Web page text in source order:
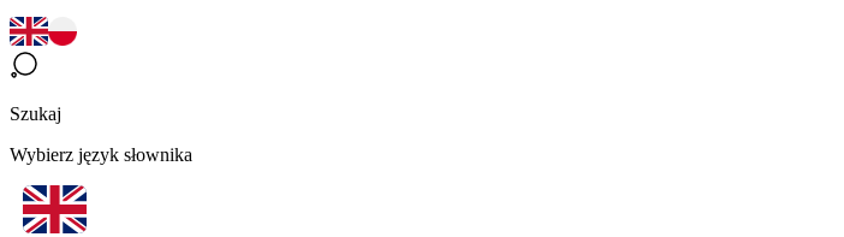
Szukaj
Wybierz język słownika